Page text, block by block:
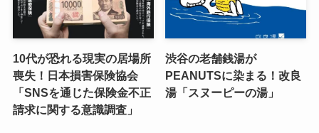
10代が恐れる現実の居場所
喪失！日本損害保険協会
「SNSを通じた保険金不正
請求に関する意識調査」
渋谷の老舗銭湯が
PEANUTSに染まる！改良
湯「スヌーピーの湯」